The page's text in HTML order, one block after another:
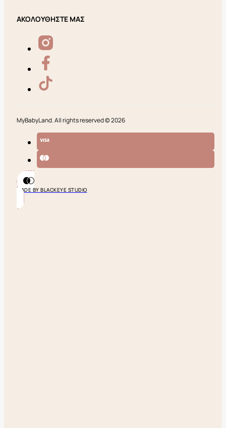
ΑΚΟΛΟΥΘΗΣΤΕ ΜΑΣ
MyBabyLand. All rights reserved © 2026
MADE BY BLACKEYE STUDIO